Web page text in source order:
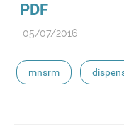
PDF
05/07/2016
mnsrm